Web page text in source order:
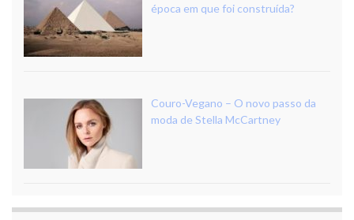
época em que foi construída?
Couro-Vegano – O novo passo da
moda de Stella McCartney